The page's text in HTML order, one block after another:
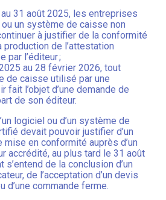
31 août 2025, les entreprises
un système de caisse non
à justifier de la conformité
production de l’attestation
par l’éditeur ;
au 28 février 2026, tout
de caisse utilisé par une
fait l’objet d’une demande de
de son éditeur.
logiciel ou d’un système de
devait pouvoir justifier d’un
en conformité auprès d’un
accrédité, au plus tard le 31 août
s’entend de la conclusion d’un
de l’acceptation d’un devis
d’une commande ferme.